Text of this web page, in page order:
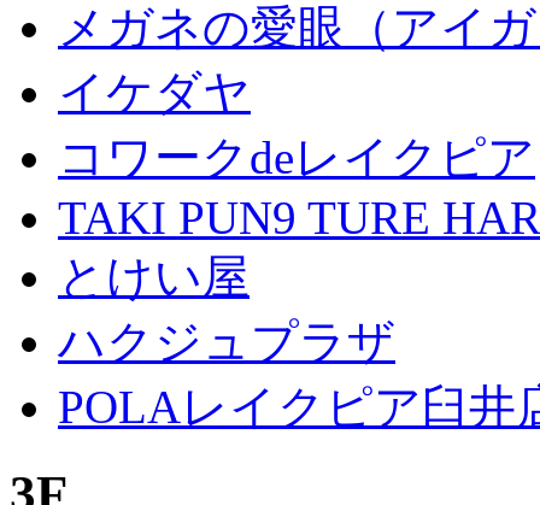
メガネの愛眼（アイ
イケダヤ
コワークdeレイクピア
TAKI PUN9 TURE
とけい屋
ハクジュプラザ
POLAレイクピア臼井